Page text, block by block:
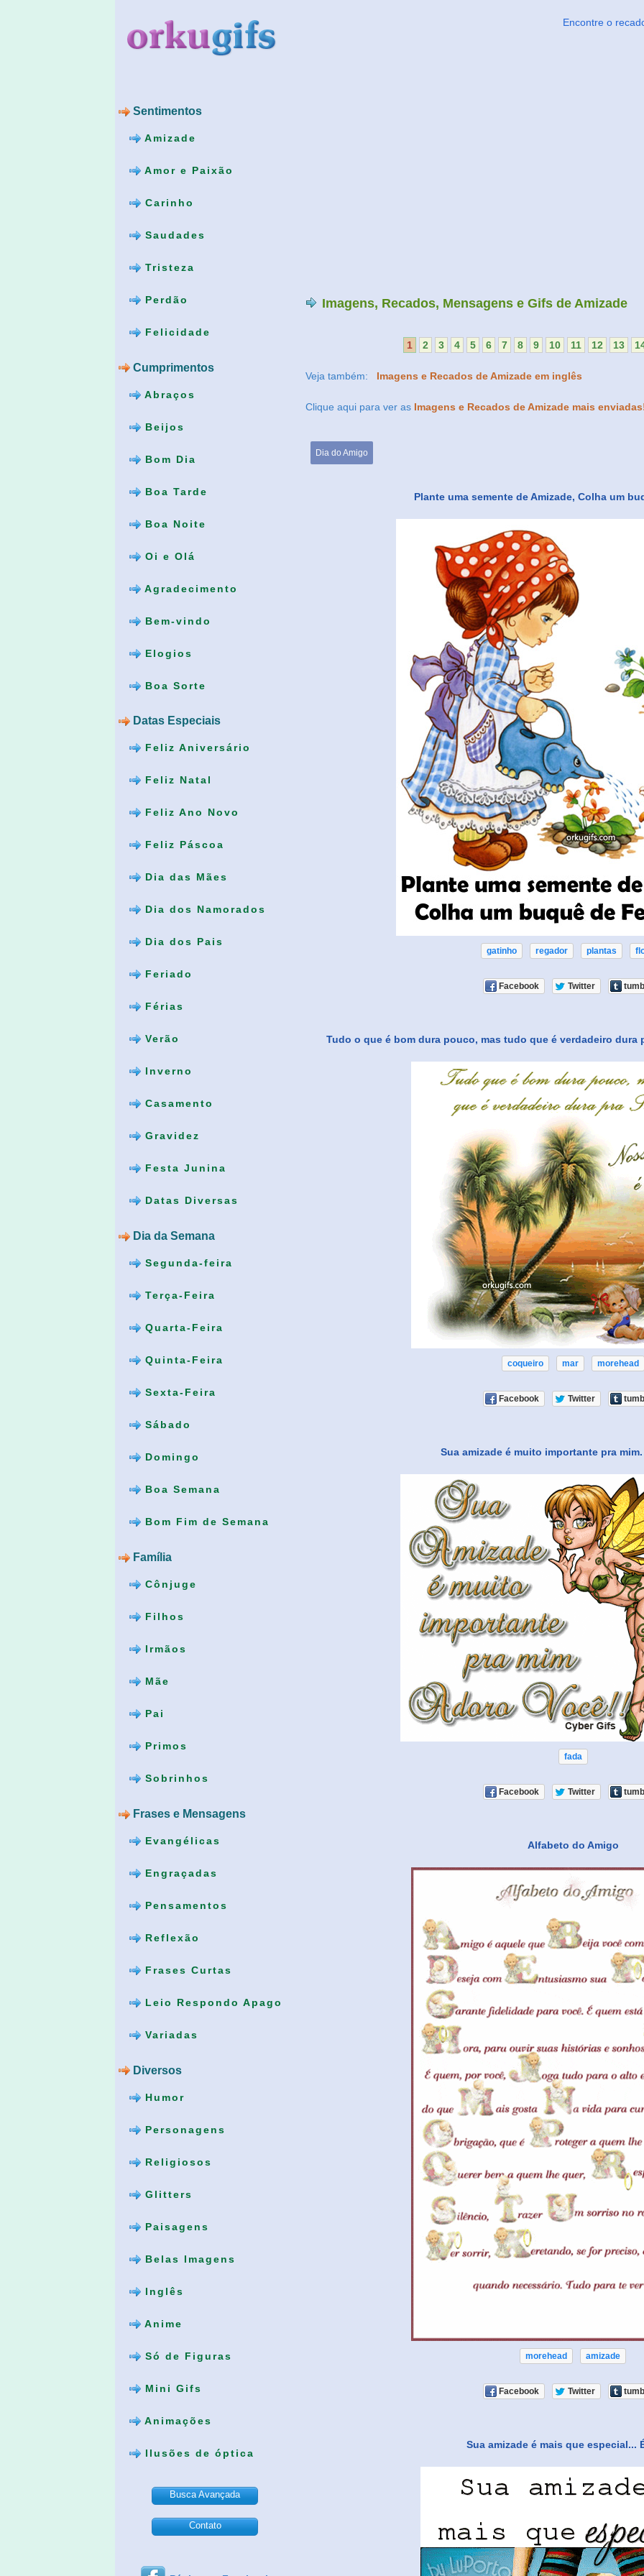
Sentimentos
Amizade
Amor e Paixão
Carinho
Saudades
Tristeza
Perdão
Felicidade
Cumprimentos
Abraços
Beijos
Bom Dia
Boa Tarde
Boa Noite
Oi e Olá
Agradecimento
Bem-vindo
Elogios
Boa Sorte
Datas Especiais
Feliz Aniversário
Feliz Natal
Feliz Ano Novo
Feliz Páscoa
Dia das Mães
Dia dos Namorados
Dia dos Pais
Feriado
Férias
Verão
Inverno
Casamento
Gravidez
Festa Junina
Datas Diversas
Dia da Semana
Segunda-feira
Terça-Feira
Quarta-Feira
Quinta-Feira
Sexta-Feira
Sábado
Domingo
Boa Semana
Bom Fim de Semana
Família
Cônjuge
Filhos
Irmãos
Mãe
Pai
Primos
Sobrinhos
Frases e Mensagens
Evangélicas
Engraçadas
Pensamentos
Reflexão
Frases Curtas
Leio Respondo Apago
Variadas
Diversos
Humor
Personagens
Religiosos
Glitters
Paisagens
Belas Imagens
Inglês
Anime
Só de Figuras
Mini Gifs
Animações
Ilusões de óptica
Busca Avançada
Contato
Encontre o
Imagens, Recados, Mensagens e Gifs de Amizade
1 2 3 4 5 6 7 8 9 10 11 12 13
Veja também: Imagens e Recados de Amizade em inglês
Clique aqui para ver as Imagens e Recados de Amizade mais
Dia do Amigo
Plante uma semente de Amizade, Colha um
gatinho regador plantas
Facebook Twitter
Tudo o que é bom dura pouco, mas tudo que é verdadeiro dura
coqueiro mar morehead
Facebook Twitter
Sua amizade é muito importante pra
fada
Facebook Twitter
Alfabeto do Amigo
morehead amizade
Facebook Twitter
Sua amizade é mais que especial...